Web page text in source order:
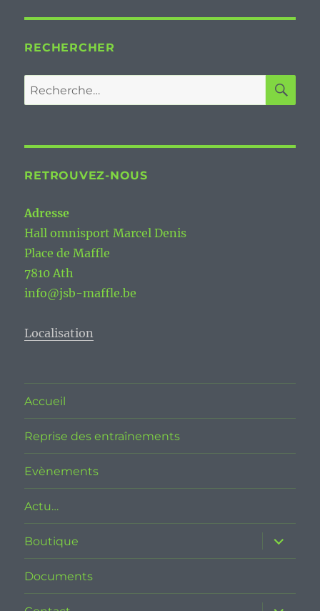
RECHERCHER
Recherche
pour :
RETROUVEZ-NOUS
Adresse
Hall omnisport Marcel Denis
Place de Maffle
7810 Ath
info@jsb-maffle.be
Localisation
Accueil
Reprise des entraînements
Evènements
Actu…
Boutique
ouvrir
le
sous-
Documents
ouvrir